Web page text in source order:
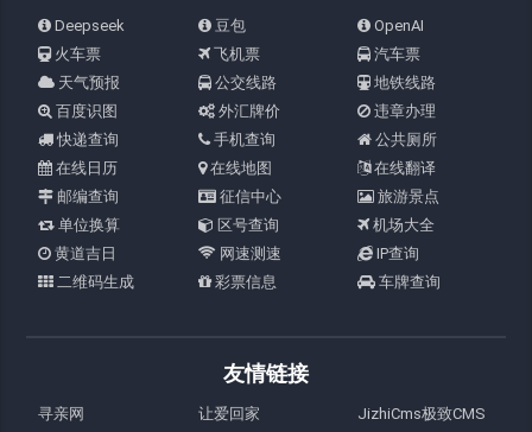
Deepseek 豆包
OpenAI
火车票
飞机票
汽车票
天气预报
公交线路
地铁线路
百度识图
外汇牌价
违章办理
快递查询
手机查询
公共厕所
在线日历
在线地图
在线翻译
邮编查询
征信中心
旅游景点
单位换算
区号查询
机场大全
黄道吉日
网速测速
IP查询
二维码生成
彩票信息 车牌查询
友情链接
寻亲网 让爱回家
JizhiCms极致CMS